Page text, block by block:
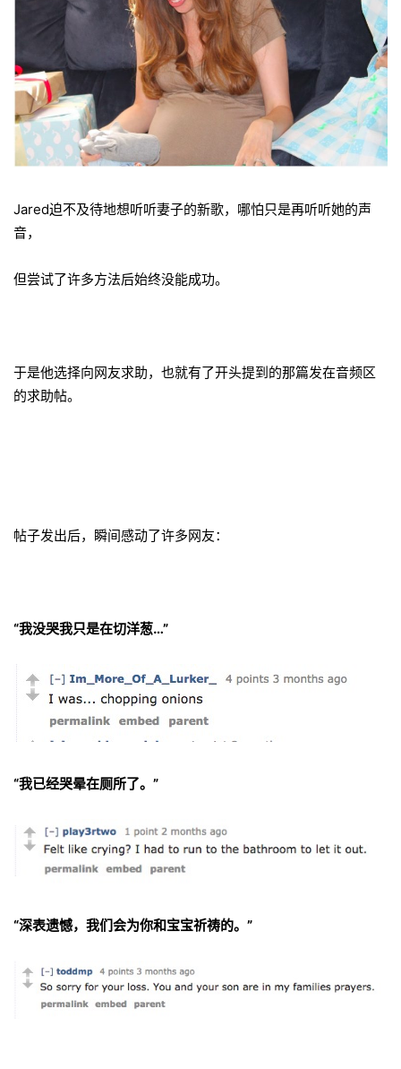
Jared迫不及待地想听听妻子的新歌，哪怕只是再听听她的声
音，
但尝试了许多方法后始终没能成功。
于是他选择向网友求助，也就有了开头提到的那篇发在音频区
的求助帖。
帖子发出后，瞬间感动了许多网友：
“我没哭我只是在切洋葱…”
“我已经哭晕在厕所了。”
“深表遗憾，我们会为你和宝宝祈祷的。”